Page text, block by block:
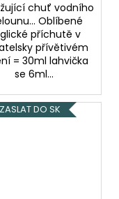
chuť vodního
Oblíbené
příchutě v
přívětivém
= 30ml lahvička
se 6ml...
DO SK